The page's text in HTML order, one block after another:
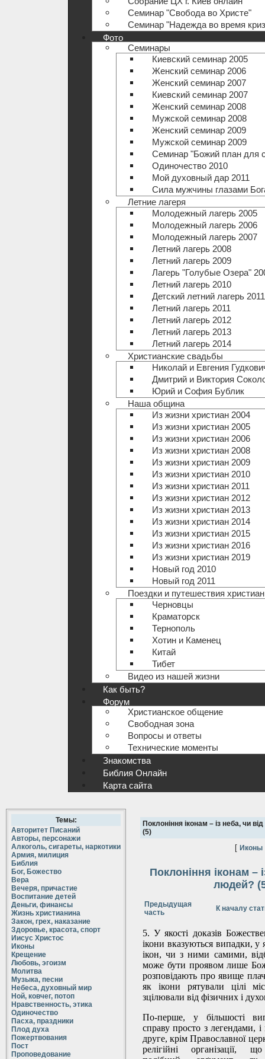
Семинар "Свобода во Христе"
Семинар "Надежда во время
Фото
Семинары
Киевский семинар 2005
Женский семинар 2006
Женский семинар 2007
Киевский семинар 2007
Женский семинар 2008
Мужской семинар 2008
Женский семинар 2009
Мужской семинар 2009
Семинар "Божий план для
Одиночество 2010
Мой духовный дар 2011
Сила мужчины глазами
Летние лагеря
Молодежный лагерь 2005
Молодежный лагерь 2006
Молодежный лагерь 2007
Летний лагерь 2008
Летний лагерь 2009
Лагерь "Голубые Озера"
Летний лагерь 2010
Детский летний лагерь 2011
Летний лагерь 2011
Летний лагерь 2012
Летний лагерь 2013
Летний лагерь 2014
Христианские свадьбы
Николай и Евгения
Дмитрий и Виктория
Юрий и София Бублик
Наша община
Из жизни христиан 2004
Из жизни христиан 2005
Из жизни христиан 2006
Из жизни христиан 2008
Из жизни христиан 2009
Из жизни христиан 2010
Из жизни христиан 2011
Из жизни христиан 2012
Из жизни христиан 2013
Из жизни христиан 2014
Из жизни христиан 2015
Из жизни христиан 2016
Из жизни христиан 2019
Новый год 2010
Новый год 2011
Поездки и путешествия христиан
Черновцы
Краматорск
Тернополь
Хотин и Каменец
Китай
Тибет
Видео из нашей жизни
Как быть?
Форум
Христианское общение
Свободная зона
Вопросы и ответы
Технические моменты
Знакомства
Библия Онлайн
Карта сайта
Темы:
Авторитет Писаний
Авторы, персонажи
Алкоголь, сигареты, наркотики
Армия, милиция
Библия
Бог, Божество
Вера
Вечеря, причастие
Воспитание детей
Деньги, финансы
Жизнь христианина
Закон, грех, наказание
Здоровье, красота, спорт
Иисус Христос
Иконы
Крещение
Любовь, эгоизм
Молитва
Музыка, песни
Небеса, духовный мир
Ной, ковчег, потоп
Нравственность, этика
Одиночество
Пасха, праздники
Плод духа
Пожертвования
Пост
Проповедование
Поклоніння іконам – із неба, чи
(5)
[ Иконы
Поклоніння іконам –
людей?
Предыдущая
часть
К началу
5. У якості доказів
ікони вказуються випадки,
ікон, чи з ними самими,
може бути проявом лише
розповідають про явище
як ікони рятували цілі
зцілювали від фізичних і
По-перше, у більшості
справу просто з легендами,
друге, крім Православної
релігійні організації,